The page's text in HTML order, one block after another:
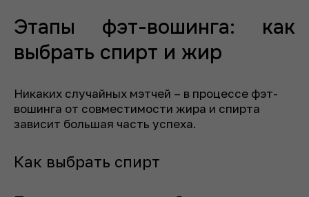
Этапы фэт-вошинга: как
выбрать спирт и жир
Никаких случайных мэтчей – в процессе фэт-
вошинга от совместимости жира и спирта
зависит большая часть успеха.
Как выбрать спирт